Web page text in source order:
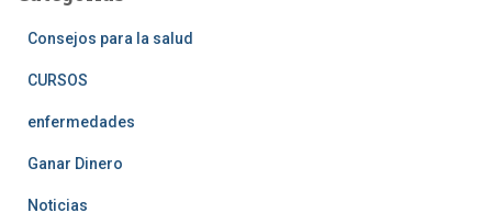
Consejos para la salud
CURSOS
enfermedades
Ganar Dinero
Noticias